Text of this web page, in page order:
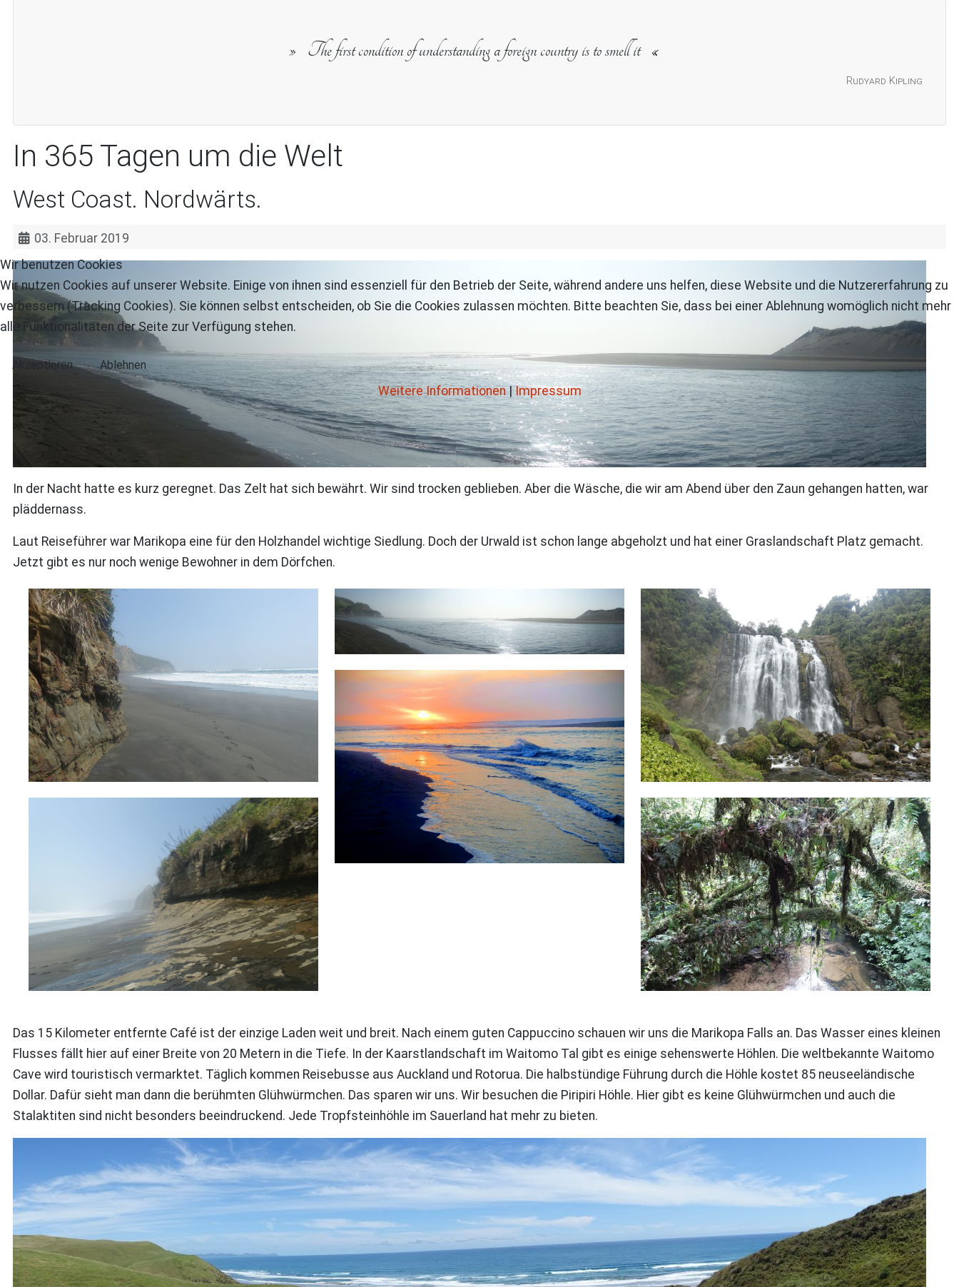
Rudyard Kipling
The first condition of understanding a foreign country is to smell it
In 365 Tagen um die Welt
West Coast. Nordwärts.
03. Februar 2019
In der Nacht hatte es kurz geregnet. Das Zelt hat sich bewährt. Wir sind trocken geblieben. Aber die Wäsche, die wir am Abend über den Zaun gehangen hatten, war
pläddernass.
Laut Reiseführer war Marikopa eine für den Holzhandel wichtige Siedlung. Doch der Urwald ist schon lange abgeholzt und hat einer Graslandschaft Platz gemacht.
Jetzt gibt es nur noch wenige Bewohner in dem Dörfchen.
Das 15 Kilometer entfernte Café ist der einzige Laden weit und breit. Nach einem guten Cappuccino schauen wir uns die Marikopa Falls an. Das Wasser eines kleinen
Flusses fällt hier auf einer Breite von 20 Metern in die Tiefe. In der Kaarstlandschaft im Waitomo Tal gibt es einige sehenswerte Höhlen. Die weltbekannte Waitomo
Cave wird touristisch vermarktet. Täglich kommen Reisebusse aus Auckland und Rotorua. Die halbstündige Führung durch die Höhle kostet 85 neuseeländische
Dollar. Dafür sieht man dann die berühmten Glühwürmchen. Das sparen wir uns. Wir besuchen die Piripiri Höhle. Hier gibt es keine Glühwürmchen und auch die
Stalaktiten sind nicht besonders beeindruckend. Jede Tropfsteinhöhle im Sauerland hat mehr zu bieten.
Wir benutzen Cookies
Wir nutzen Cookies auf unserer Website. Einige von ihnen sind essenziell für den Betrieb der Seite, während andere uns helfen, diese Website und die Nutzererfahrung zu
verbessern (Tracking Cookies). Sie können selbst entscheiden, ob Sie die Cookies zulassen möchten. Bitte beachten Sie, dass bei einer Ablehnung womöglich nicht mehr
alle Funktionalitäten der Seite zur Verfügung stehen.
Akzeptieren Ablehnen
Weitere Informationen|Impressum